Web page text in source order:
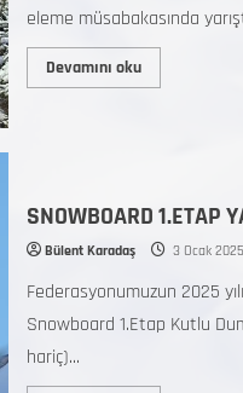
eleme müsabakasında
Devamını oku
SNOWBOARD 1.ETAP
Bülent Karadaş 3 Ocak 2025
Federasyonumuzun 2025
Snowboard 1.Etap Kutlu
hariç)...